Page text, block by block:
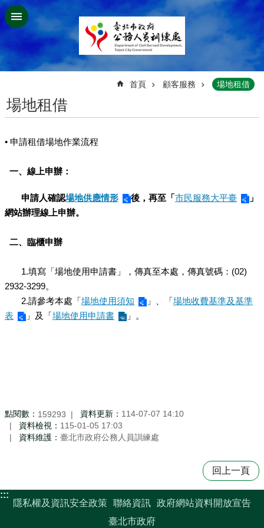
跳到主要內容區塊
首頁 顧客服務 場地租借
場地租借
• 申請租借場地作業流程
一、線上申辦：
申請人確認場地供應情形 後，再至「市民服務大平臺
」
網站辦理線上申辦。
二、臨櫃申辦
1.填寫「場地使用申請書」，傳真至本處，傳真號碼：(02)
2932-3299。
2.請參考本處「場地使用須知 」、「場地收費基準及基準
表
」及「場地使用申請書 」。
點閱數： 159293 資料更新： 114-07-07 14:10
資料檢視： 115-01-05 17:03
資料維護： 臺北市政府公務人員訓練處
回上一頁
:::
隱私權及資訊安全政策 聯絡資訊 政府網站資料開放宣告
臺北市政府